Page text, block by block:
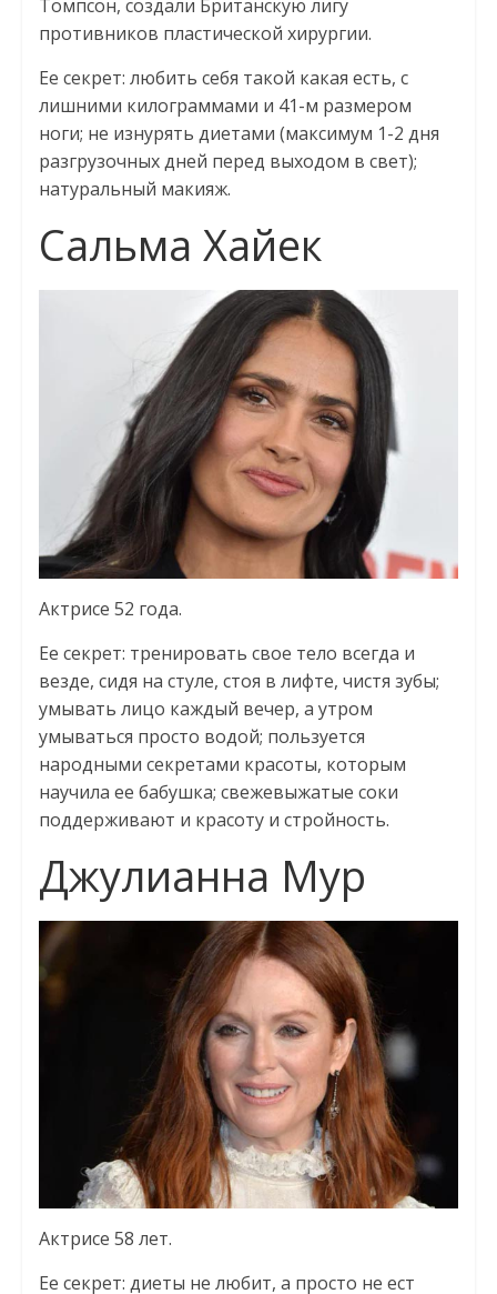
Томпсон, создали Британскую лигу
противников пластической хирургии.
Ее секрет: любить себя такой какая есть, с
лишними килограммами и 41-м размером
ноги; не изнурять диетами (максимум 1-2 дня
разгрузочных дней перед выходом в свет);
натуральный макияж.
Сальма Хайек
Актрисе 52 года.
Ее секрет: тренировать свое тело всегда и
везде, сидя на стуле, стоя в лифте, чистя зубы;
умывать лицо каждый вечер, а утром
умываться просто водой; пользуется
народными секретами красоты, которым
научила ее бабушка; свежевыжатые соки
поддерживают и красоту и стройность.
Джулианна Мур
Актрисе 58 лет.
Ее секрет: диеты не любит, а просто не ест